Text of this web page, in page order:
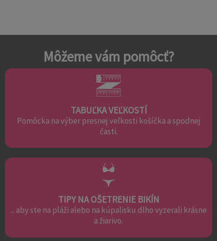
Môžeme vám pomôcť?
TABUĽKA VEĽKOSTÍ
Pomôcka na výber presnej veľkosti košíčka a spodnej
časti.
TIPY NA OŠETRENIE BIKÍN
... aby ste na pláži alebo na kúpalisku dlho vyzerali krásne
a žiarivo.